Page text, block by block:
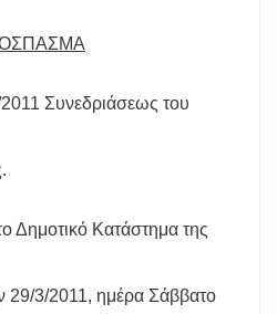
Συνεδριάσεως του
Δημοτικό Κατάστημα της
3/2011, ημέρα Σάββατο